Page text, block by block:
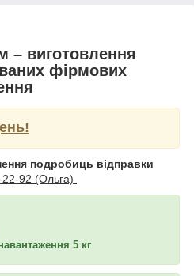
– виготовлення
фірмових
подробиць відправки
92 (Ольга)
5 кг